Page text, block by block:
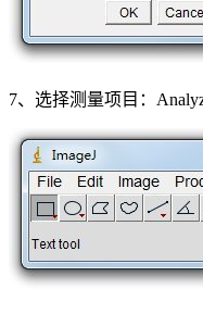
7、选择测量项目：